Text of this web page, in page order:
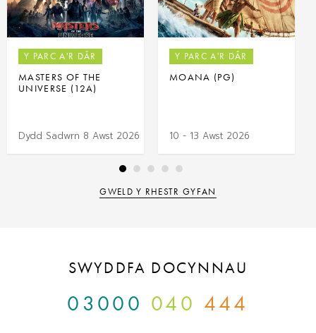
Y PARC A'R DÂR
MASTERS OF THE
UNIVERSE (12A)
Dydd Sadwrn 8 Awst 2026
Y PARC A'R DÂR
MOANA (PG)
10 - 13 Awst 2026
GWELD Y RHESTR GYFAN
SWYDDFA DOCYNNAU
03000 040 444